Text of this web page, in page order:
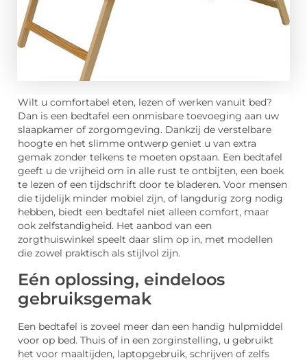
Wilt u comfortabel eten, lezen of werken vanuit bed?
Dan is een bedtafel een onmisbare toevoeging aan uw
slaapkamer of zorgomgeving. Dankzij de verstelbare
hoogte en het slimme ontwerp geniet u van extra
gemak zonder telkens te moeten opstaan. Een bedtafel
geeft u de vrijheid om in alle rust te ontbijten, een boek
te lezen of een tijdschrift door te bladeren. Voor mensen
die tijdelijk minder mobiel zijn, of langdurig zorg nodig
hebben, biedt een bedtafel niet alleen comfort, maar
ook zelfstandigheid. Het aanbod van een
zorgthuiswinkel speelt daar slim op in, met modellen
die zowel praktisch als stijlvol zijn.
Eén oplossing, eindeloos
gebruiksgemak
Een bedtafel is zoveel meer dan een handig hulpmiddel
voor op bed. Thuis of in een zorginstelling, u gebruikt
het voor maaltijden, laptopgebruik, schrijven of zelfs